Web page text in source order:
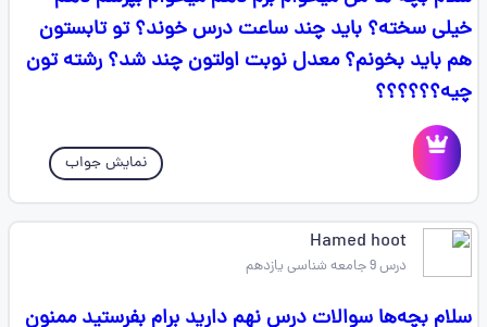
خیلی سخته؟ باید چند ساعت درس خوند؟ تو تابستون
هم باید بخونم؟ معدل نوبت اولتون چند شد؟ رشته تون
چیه؟؟؟؟؟؟
نمایش جواب
Hamed hoot
درس 9 جامعه شناسی یازدهم
سلام بچه‌ها سوالات درس نهم دارید برام بفرستید ممنون